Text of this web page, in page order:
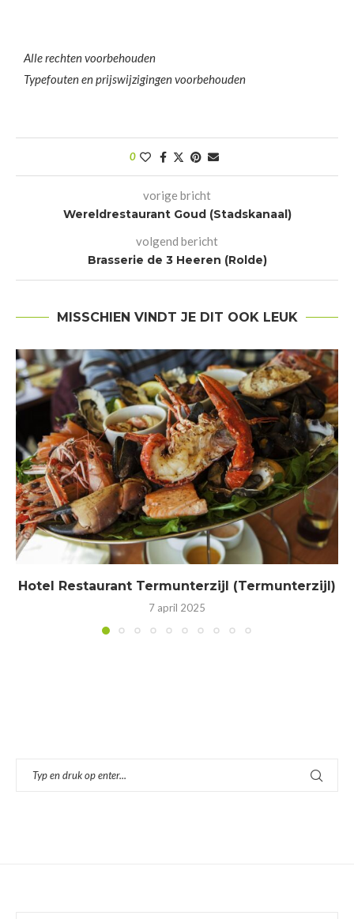
Alle rechten voorbehouden
Typefouten en prijswijzigingen voorbehouden
0
vorige bricht
Wereldrestaurant Goud (Stadskanaal)
volgend bericht
Brasserie de 3 Heeren (Rolde)
MISSCHIEN VINDT JE DIT OOK LEUK
Hotel Restaurant Termunterzijl (Termunterzijl)
7 april 2025